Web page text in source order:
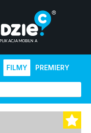
FILMY PREMIERY